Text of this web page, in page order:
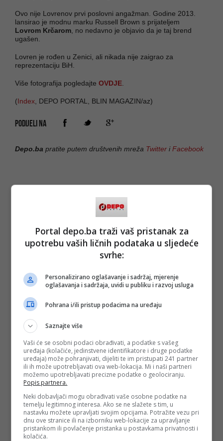
Ovo nije Lovrenov prvi poslovni angažman. Godine 2013.
lansirao je modnu marku Russell Brown s prijateljem
Lovrom Krčarom , no nedavno je objavio da je taj brend
ugašen.
Lovren je rođen u Zenici, ali nikada nije zaigrao za
reprezentaciju BiH.
Više fotografija pogledajte OVDJE
(Index , DEPO PORTAL, BLIN MAGAZIN/az)
PODIJELI NA
Depo.ba pratite putem društvenih mreža Twitter iFacebook
#hotel
Portal depo.ba traži vaš pristanak za
upotrebu vaših ličnih podataka u sljedeće
svrhe:
Personalizirano oglašavanje i sadržaj, mjerenje
oglašavanja i sadržaja, uvidi u publiku i razvoj usluga
Pohrana i/ili pristup podacima na uređaju
Saznajte više
Vaši će se osobni podaci obrađivati, a podatke s vašeg
uređaja (kolačiće, jedinstvene identifikatore i druge podatke
uređaja) može pohranjivati, dijeliti te im pristupati 241 partner
ili ih može upotrebljavati ova web-lokacija. Mi i naši partneri
možemo upotrebljavati precizne podatke o geolociranju.
Popis partnera.
Neki dobavljači mogu obrađivati vaše osobne podatke na
temelju legitimnog interesa. Ako se ne slažete s tim, u
nastavku možete upravljati svojim opcijama. Potražite vezu pri
dnu ove stranice ili na izborniku web-lokacije za upravljanje
pristankom ili povlačenje pristanka u postavkama privatnosti i
kolačića.